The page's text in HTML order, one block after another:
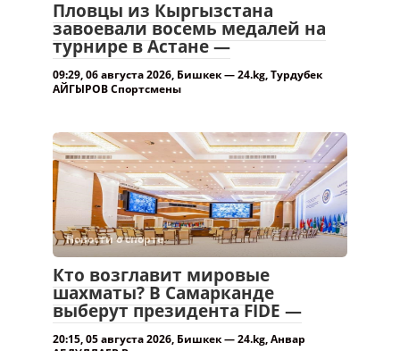
Пловцы из Кыргызстана
завоевали восемь медалей на
турнире в Астане —
09:29, 06 августа 2026, Бишкек — 24.kg, Турдубек
АЙГЫРОВ Спортсмены
Новости о спорте.
Кто возглавит мировые
шахматы? В Самарканде
выберут президента FIDE —
20:15, 05 августа 2026, Бишкек — 24.kg, Анвар